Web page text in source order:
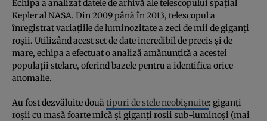
Echipa a analizat datele de arhivă ale telescopului spațial
Kepler al NASA. Din 2009 până în 2013, telescopul a
înregistrat variațiile de luminozitate a zeci de mii de giganți
roșii. Utilizând acest set de date incredibil de precis și de
mare, echipa a efectuat o analiză amănunțită a acestei
populații stelare, oferind bazele pentru a identifica orice
anomalie.
Au fost dezvăluite două tipuri de stele neobișnuite: giganți
roșii cu masă foarte mică și giganți roșii sub-luminoși (mai